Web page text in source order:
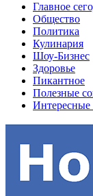
Главное
Общество
Политика
Кулинария
Шоу-Бизнес
Здоровье
Пикантное
Полезные
Интересные